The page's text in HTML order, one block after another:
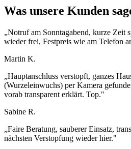
Was unsere Kunden
„Notruf am Sonntagabend, kurze Zeit
wieder frei, Festpreis wie am Telefon
Martin K.
„Hauptanschluss verstopft, ganzes
(Wurzeleinwuchs) per Kamera
vorab transparent erklärt. Top."
Sabine R.
„Faire Beratung, sauberer Einsatz,
nächsten Verstopfung wieder hier."